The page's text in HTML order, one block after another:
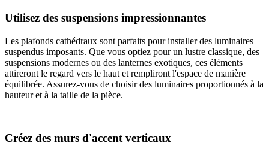
Utilisez des suspensions impressionnantes
Les plafonds cathédraux sont parfaits pour installer des luminaires
suspendus imposants. Que vous optiez pour un lustre classique, des
suspensions modernes ou des lanternes exotiques, ces éléments
attireront le regard vers le haut et rempliront l'espace de manière
équilibrée. Assurez-vous de choisir des luminaires proportionnés à la
hauteur et à la taille de la pièce.
Créez des murs d'accent verticaux